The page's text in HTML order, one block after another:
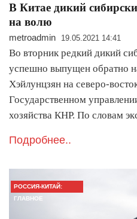
В Китае дикий
на волю
metroadmin 19.05.2021 14:41
Во вторник редкий дикий
успешно выпущен обратно
Хэйлунцзян на северо-
Государственном
хозяйства КНР. По словам
Подробнее..
РОССИЯ-КИТАЙ:
ГЛАВНОЕ